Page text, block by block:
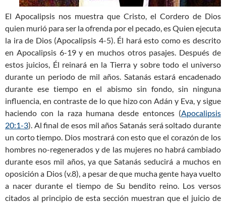
El Apocalipsis nos muestra que Cristo, el Cordero de Dios
quien murió para ser la ofrenda por el pecado, es Quien ejecuta
la ira de Dios (Apocalipsis 4-5). Él hará esto como es descrito
en Apocalipsis 6-19y en muchos otros pasajes. Después de
estos juicios, Él reinará en la Tierra y sobre todo el universo
durante un periodo de mil años. Satanás estará encadenado
durante ese tiempo en el abismo sin fondo, sin ninguna
influencia, en contraste de lo que hizo con Adán y Eva, y sigue
haciendo con la raza humana desde entonces (Apocalipsis
20:1-3). Al final de esos mil años Satanás será soltado durante
un corto tiempo. Dios mostrará con esto que el corazón de los
hombres no-regenerados y de las mujeres no habrá cambiado
durante esos mil años, ya que Satanás seducirá a muchos en
oposición a Dios (v.8), a pesar de que mucha gente haya vuelto
a nacer durante el tiempo de Su bendito reino. Los versos
citados al principio de esta sección muestran que el juicio de